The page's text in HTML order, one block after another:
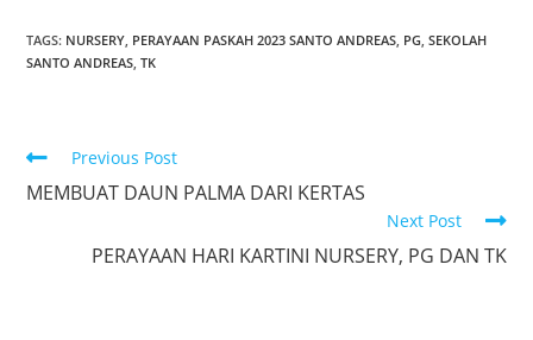
TAGS: NURSERY, PERAYAAN PASKAH 2023 SANTO ANDREAS, PG, SEKOLAH
SANTO ANDREAS, TK
Previous Post
MEMBUAT DAUN PALMA DARI KERTAS
Next Post
PERAYAAN HARI KARTINI NURSERY, PG DAN TK